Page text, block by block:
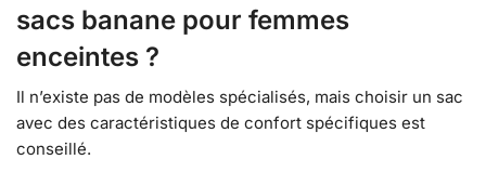
sacs banane pour femmes
enceintes ?
Il n’existe pas de modèles spécialisés, mais choisir un sac
avec des caractéristiques de confort spécifiques est
conseillé.